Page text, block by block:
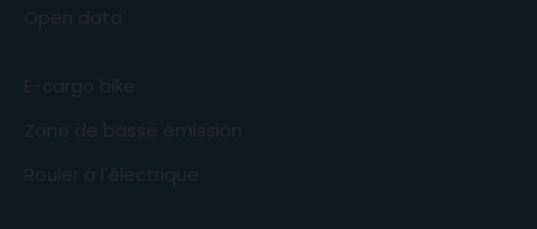
Open data
E-cargo bike
Zone de basse émission
Rouler à l'électrique